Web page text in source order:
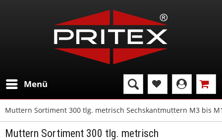
Menü
Muttern Sortiment 300 tlg. metrisch Sechskantmuttern M3 bis
Muttern Sortiment 300 tlg. metrisch